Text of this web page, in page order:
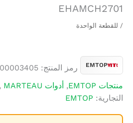
EHAMCH2701
/ للقطعة الواحدة
EMTOP رمز المنتج:
منتجات EMTOP
, أدوات EMTOP MARTEAU مطرقة
التجارية: EMTOP